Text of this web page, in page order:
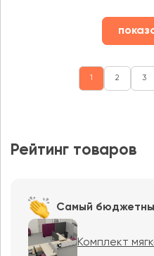
1 2 3
Рейтинг товаров
Самый
Комплект